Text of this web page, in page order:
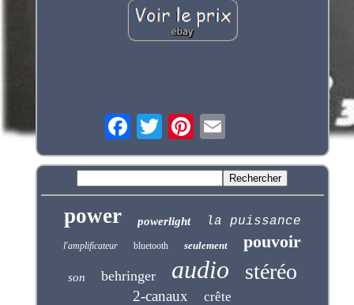
power powerlight la puissance
l'amplificateur bluetooth seulement pouvoir
son behringer audio stéréo
2-canaux crête